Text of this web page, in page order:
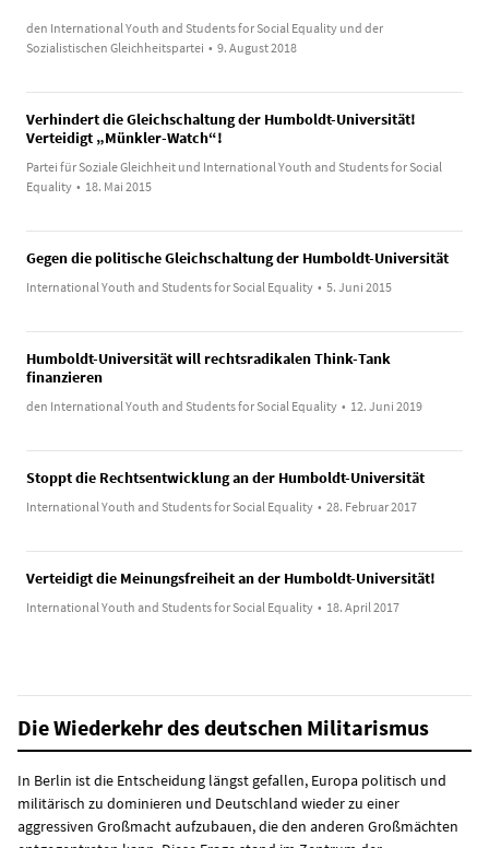
den International Youth and Students for Social Equality und der
Sozialistischen Gleichheitspartei • 9. August 2018
Verhindert die Gleichschaltung der Humboldt-Universität!
Verteidigt „Münkler-Watch“!
Partei für Soziale Gleichheit und International Youth and Students for Social
Equality • 18. Mai 2015
Gegen die politische Gleichschaltung der Humboldt-Universität
International Youth and Students for Social Equality • 5. Juni 2015
Humboldt-Universität will rechtsradikalen Think-Tank
finanzieren
den International Youth and Students for Social Equality • 12. Juni 2019
Stoppt die Rechtsentwicklung an der Humboldt-Universität
International Youth and Students for Social Equality • 28. Februar 2017
Verteidigt die Meinungsfreiheit an der Humboldt-Universität!
International Youth and Students for Social Equality • 18. April 2017
Die Wiederkehr des deutschen Militarismus
In Berlin ist die Entscheidung längst gefallen, Europa politisch und
militärisch zu dominieren und Deutschland wieder zu einer
aggressiven Großmacht aufzubauen, die den anderen Großmächten